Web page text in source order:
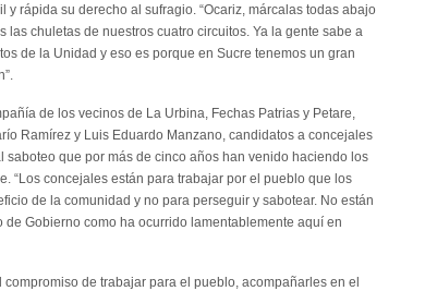
rápida su derecho al sufragio. “Ocariz, márcalas todas abajo
chuletas de nuestros cuatro circuitos. Ya la gente sabe a
de la Unidad y eso es porque en Sucre tenemos un gran
de los vecinos de La Urbina, Fechas Patrias y Petare,
Ramírez y Luis Eduardo Manzano, candidatos a concejales
que por más de cinco años han venido haciendo los
“Los concejales están para trabajar por el pueblo que los
de la comunidad y no para perseguir y sabotear. No están
Gobierno como ha ocurrido lamentablemente aquí en
de trabajar para el pueblo, acompañarles en el